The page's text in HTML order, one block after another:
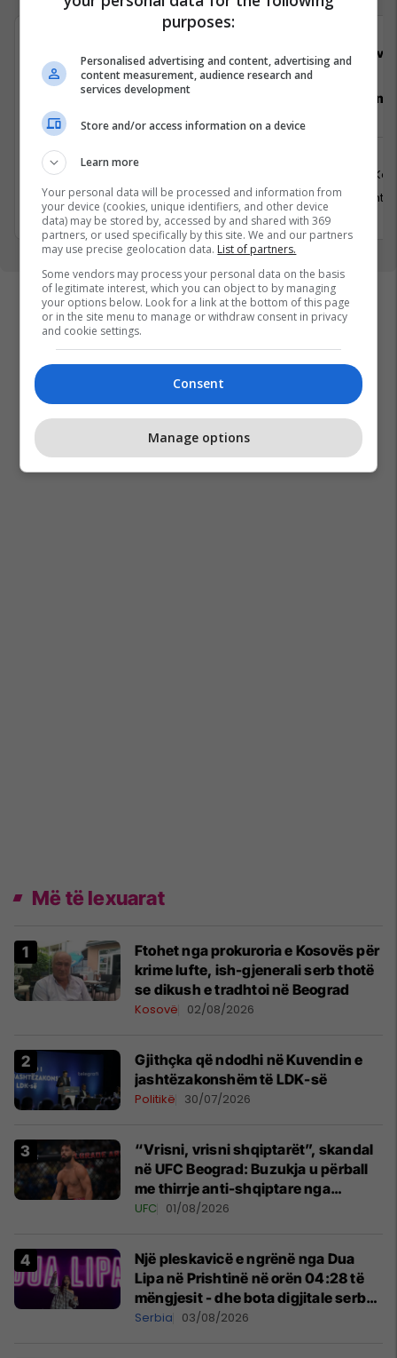
Viva Fresh Store
Pranues Malli
Ferizaj
19 Gusht 2026
Pranues
Fushë
31 Gusht
Më të lexuarat
Ftohet nga prokuroria e Kosovës për
krime lufte, ish-gjenerali serb thotë
se dikush e tradhtoi në Beograd
Kosovë 02/08/2026
Gjithçka që ndodhi në Kuvendin e
jashtëzakonshëm të LDK-së
Politikë 30/07/2026
“Vrisni, vrisni shqiptarët”, skandal
në UFC Beograd: Buzukja u përball
me thirrje anti-shqiptare nga
tribunat
UFC 01/08/2026
Një pleskavicë e ngrënë nga Dua
Lipa në Prishtinë në orën 04:28 të
mëngjesit - dhe bota digjitale serbe
shpall gjendjen e luftës
Serbia 03/08/2026
purposes:
Personalised advertising and content, advertising and
content measurement, audience research and
services development
Store and/or access information on a device
Learn more
Your personal data will be processed and information from
your device (cookies, unique identifiers, and other device
data) may be stored by, accessed by and shared with 369
partners, or used specifically by this site. We and our partners
may use precise geolocation data. List of partners.
Some vendors may process your personal data on the basis
of legitimate interest, which you can object to by managing
your options below. Look for a link at the bottom of this page
or in the site menu to manage or withdraw consent in privacy
and cookie settings.
Consent
Manage options